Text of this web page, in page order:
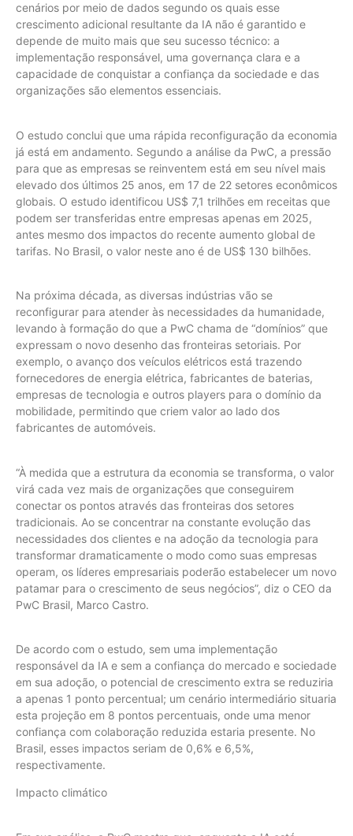
cenários por meio de dados segundo os quais esse
crescimento adicional resultante da IA não é garantido e
depende de muito mais que seu sucesso técnico: a
implementação responsável, uma governança clara e a
capacidade de conquistar a confiança da sociedade e das
organizações são elementos essenciais.
O estudo conclui que uma rápida reconfiguração da economia
já está em andamento. Segundo a análise da PwC, a pressão
para que as empresas se reinventem está em seu nível mais
elevado dos últimos 25 anos, em 17 de 22 setores econômicos
globais. O estudo identificou US$ 7,1 trilhões em receitas que
podem ser transferidas entre empresas apenas em 2025,
antes mesmo dos impactos do recente aumento global de
tarifas. No Brasil, o valor neste ano é de US$ 130 bilhões.
Na próxima década, as diversas indústrias vão se
reconfigurar para atender às necessidades da humanidade,
levando à formação do que a PwC chama de “domínios” que
expressam o novo desenho das fronteiras setoriais. Por
exemplo, o avanço dos veículos elétricos está trazendo
fornecedores de energia elétrica, fabricantes de baterias,
empresas de tecnologia e outros players para o domínio da
mobilidade, permitindo que criem valor ao lado dos
fabricantes de automóveis.
“À medida que a estrutura da economia se transforma, o valor
virá cada vez mais de organizações que conseguirem
conectar os pontos através das fronteiras dos setores
tradicionais. Ao se concentrar na constante evolução das
necessidades dos clientes e na adoção da tecnologia para
transformar dramaticamente o modo como suas empresas
operam, os líderes empresariais poderão estabelecer um novo
patamar para o crescimento de seus negócios”, diz o CEO da
PwC Brasil, Marco Castro.
De acordo com o estudo, sem uma implementação
responsável da IA e sem a confiança do mercado e sociedade
em sua adoção, o potencial de crescimento extra se reduziria
a apenas 1 ponto percentual; um cenário intermediário situaria
esta projeção em 8 pontos percentuais, onde uma menor
confiança com colaboração reduzida estaria presente. No
Brasil, esses impactos seriam de 0,6% e 6,5%,
respectivamente.
Impacto climático